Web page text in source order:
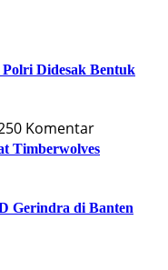
Didesak Bentuk
0 Komentar
Timberwolves
Gerindra di Banten